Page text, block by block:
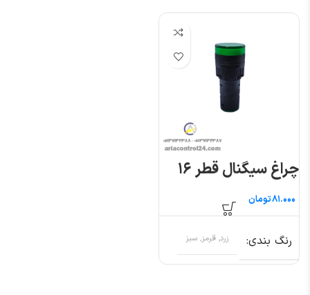
چراغ سیگنال قطر ۱۶
تومان
رنگ بندی زرد, قرمز, سبز